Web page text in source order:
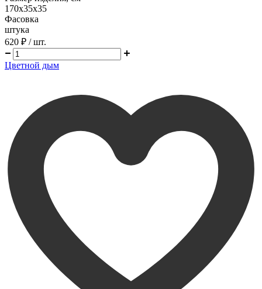
170х35х35
Фасовка
штука
620 ₽ / шт.
Цветной дым